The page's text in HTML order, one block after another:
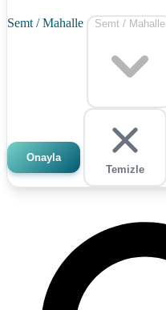
Semt / Mahalle Semt / Mahalle
Onayla
Temizle